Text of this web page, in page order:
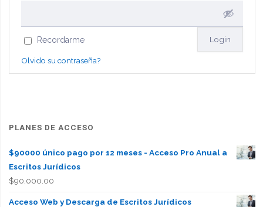
Recordarme
Olvido su contraseña?
PLANES DE ACCESO
$90000 único pago por 12 meses - Acceso Pro Anual a
Escritos Jurídicos
$90,000.00
Acceso Web y Descarga de Escritos Jurídicos